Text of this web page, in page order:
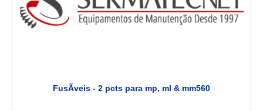
FusÃveis - 2 pcts para mp, ml & mm560